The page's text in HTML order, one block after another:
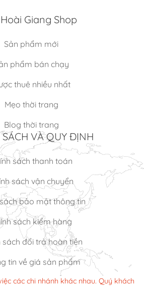
Giang Shop
Sản phẩm mới
phẩm bán chạy
thuê nhiều nhất
Mẹo thời trang
Blog thời trang
VÀ QUY ĐỊNH
sách thanh toán
sách vận chuyển
bảo mật thông tin
sách kiểm hàng
sách đổi trả hoàn tiền
tin về giá sản phẩm
các chi nhánh khác nhau. Quý khách